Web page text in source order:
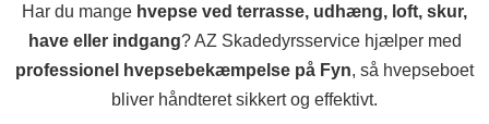
Har du mange hvepse ved terrasse, udhæng, loft, skur,
have eller indgang? AZ Skadedyrsservice hjælper med
professionel hvepsebekæmpelse på Fyn, så hvepseboet
bliver håndteret sikkert og effektivt.